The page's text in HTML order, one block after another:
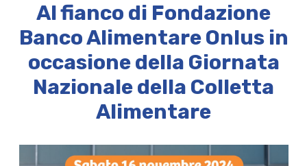
Al fianco di Fondazione
Banco Alimentare Onlus in
occasione della Giornata
Nazionale della Colletta
Alimentare